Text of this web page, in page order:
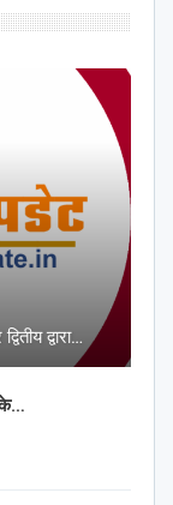
द्वारा…
के…